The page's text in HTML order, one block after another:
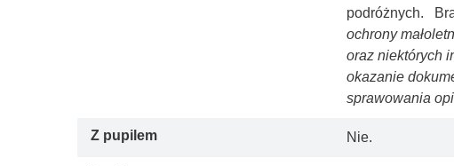
podróżnych.
ochrony
oraz niektórych
okazanie
sprawowania
Z pupilem Nie.